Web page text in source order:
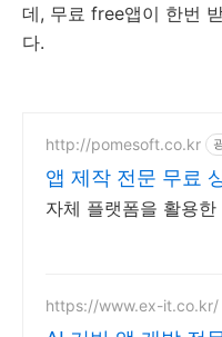
데, 무료 free앱이 한번
다.
http://pomesoft.co.kr
앱 제작 전문 무료
자체 플랫폼을 활용
https://www.ex-it.co.kr/